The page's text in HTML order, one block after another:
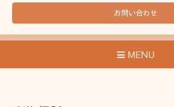
お問い合わせ
MENU